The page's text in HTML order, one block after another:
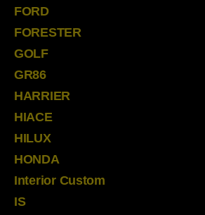
FORD
FORESTER
GOLF
GR86
HARRIER
HIACE
HILUX
HONDA
Interior Custom
IS